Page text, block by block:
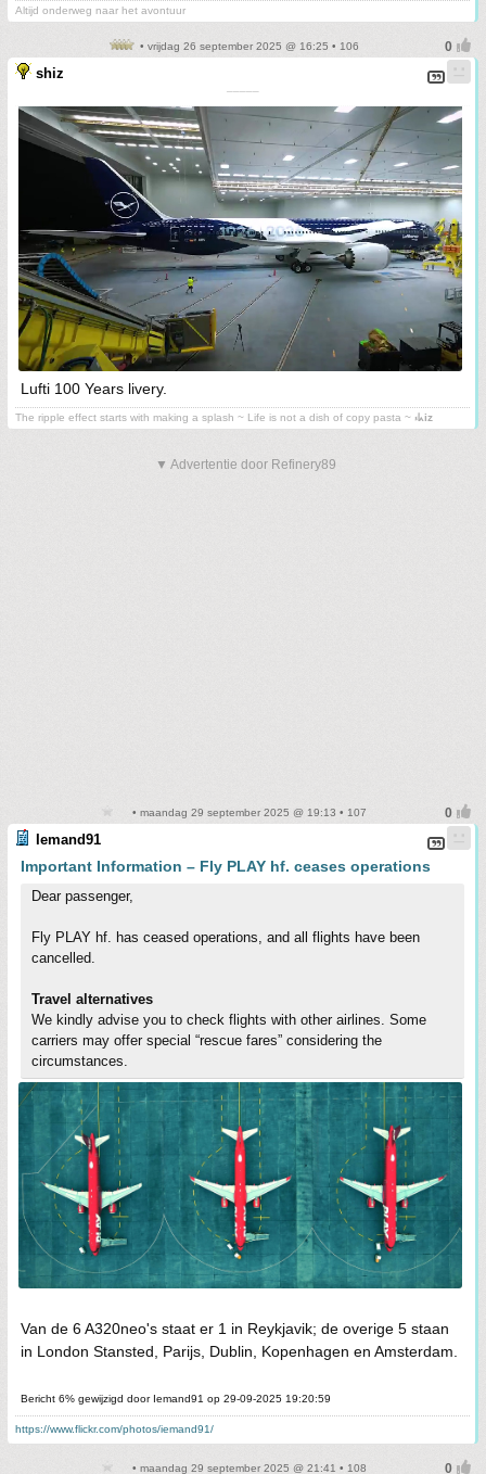
Altijd onderweg naar het avontuur
• vrijdag 26 september 2025 @ 16:25 • 106
shiz
¯¯¯¯¯
Lufti 100 Years livery.
The ripple effect starts with making a splash ~ Life is not a dish of copy pasta ~ ⳽ᖾiz
▼ Advertentie door Refinery89
• maandag 29 september 2025 @ 19:13 • 107
Iemand91
Important Information – Fly PLAY hf. ceases operations
Dear passenger,
Fly PLAY hf. has ceased operations, and all flights have been
cancelled.
Travel alternatives
We kindly advise you to check flights with other airlines. Some
carriers may offer special “rescue fares” considering the
circumstances.
Van de 6 A320neo's staat er 1 in Reykjavik; de overige 5 staan
in London Stansted, Parijs, Dublin, Kopenhagen en Amsterdam.
Bericht 6% gewijzigd door Iemand91 op 29-09-2025 19:20:59
https://www.flickr.com/photos/iemand91/
• maandag 29 september 2025 @ 21:41 • 108